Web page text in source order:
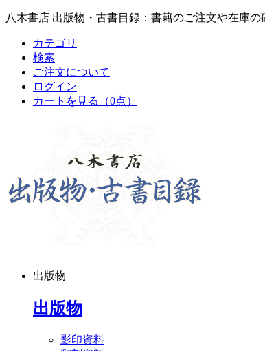
八木書店 出版物・古書目録：書籍のご注文や在庫の
カテゴリ
検索
ご注文について
ログイン
カートを見る
（0点）
出版物
出版物
影印資料